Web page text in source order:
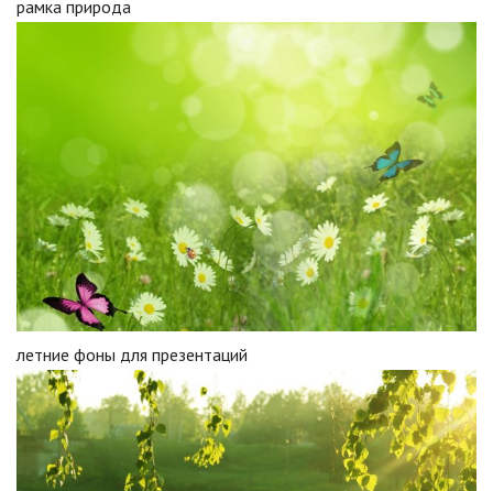
рамка природа
летние фоны для презентаций